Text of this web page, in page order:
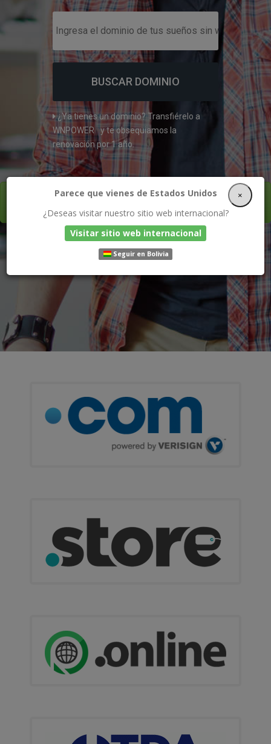
¿Ya tienes un dominio?Transfiérelo a
WNPOWER
y te obsequiamos la
renovación por 1 año.
¡Contrata el plan de HOSTING ILIMITADO y obtén tu
DOMINIO GRATIS!
Parece que vienes de Estados Unidos
¿Deseas visitar nuestro sitio web internacional?
Visitar sitio web internacional
Seguir en Bolivia
×